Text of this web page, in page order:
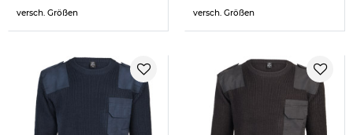
versch. Größen versch. Größen